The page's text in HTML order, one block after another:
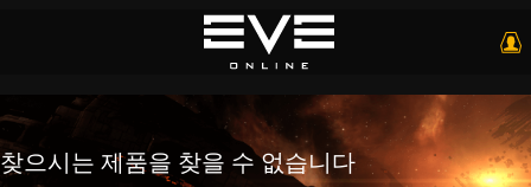
찾으시는 제품을 찾을 수 없습니다